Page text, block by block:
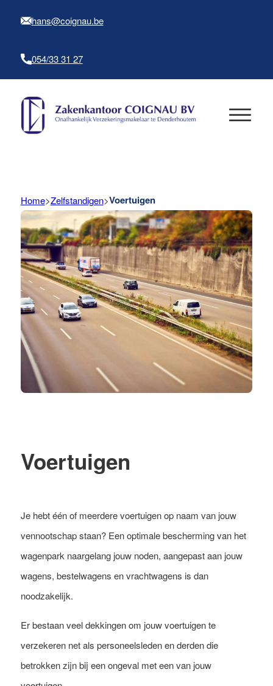
hans@coignau.be
054/33 31 27
Home>Zelfstandigen>Voertuigen
Voertuigen
Je hebt één of meerdere voertuigen op naam van jouw
vennootschap staan? Een optimale bescherming van het
wagenpark naargelang jouw noden, aangepast aan jouw
wagens, bestelwagens en vrachtwagens is dan
noodzakelijk.
Er bestaan veel dekkingen om jouw voertuigen te
verzekeren net als personeelsleden en derden die
betrokken zijn bij een ongeval met een van jouw